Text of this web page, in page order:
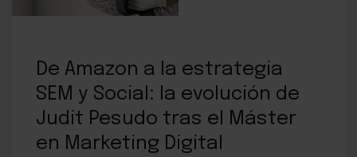
De Amazon a la estrategia
SEM y Social: la evolución de
Judit Pesudo tras el Máster
en Marketing Digital